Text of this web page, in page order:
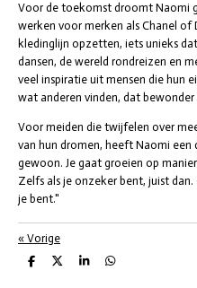
Voor de toekomst droomt Naomi
werken voor merken als Chanel of
kledinglijn opzetten, iets unieks
dansen, de wereld rondreizen en
veel inspiratie uit mensen die hun
wat anderen vinden, dat
Voor meiden die twijfelen over
van hun dromen, heeft Naomi
gewoon. Je gaat groeien op
Zelfs als je onzeker bent, juist
je bent."
« Vorige
D
D
S
D